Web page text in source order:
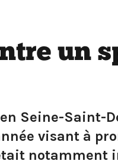
un
Seine-Saint-
visant à
notamment